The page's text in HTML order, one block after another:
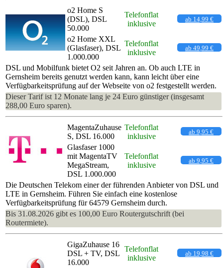
o2 Home S
(DSL), DSL
50.000
Telefonflat
inklusive
ab 14,99 €
o2 Home XXL
(Glasfaser), DSL
1.000.000
Telefonflat
inklusive
ab 49,99 €
DSL und Mobilfunk bietet O2 seit Jahren an. Ob auch LTE in
Gernsheim bereits genutzt werden kann, kann leicht über eine
Verfügbarkeitsprüfung auf der Webseite von o2 festgestellt werden.
Dieser Tarif ist 12 Monate lang je 24 Euro günstiger (insgesamt
288,00 Euro sparen).
MagentaZuhause
S, DSL 16.000
Telefonflat
inklusive
ab 9,95 €
Glasfaser 1000
mit MagentaTV
MegaStream,
DSL 1.000.000
Telefonflat
inklusive
ab 9,95 €
Die Deutschen Telekom einer der führenden Anbieter von DSL und
LTE in Gernsheim. Führen Sie einfach eine kostenlose
Verfügbarkeitsprüfung für 64579 Gernsheim durch.
Bis 31.08.2026 gibt es 100,00 Euro Routergutschrift (bei
Routermiete).
GigaZuhause 16
DSL + TV, DSL
16.000
Telefonflat
inklusive
ab 19,98 €